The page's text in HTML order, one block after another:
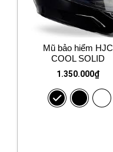
Mũ bảo hiểm HJC
COOL SOLID
1.350.000₫